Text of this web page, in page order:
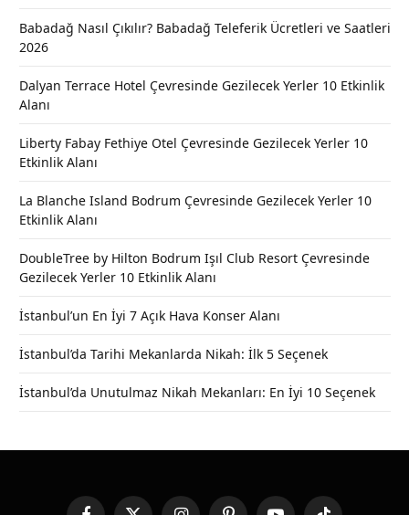
Babadağ Nasıl Çıkılır? Babadağ Teleferik Ücretleri ve Saatleri
2026
Dalyan Terrace Hotel Çevresinde Gezilecek Yerler 10 Etkinlik
Alanı
Liberty Fabay Fethiye Otel Çevresinde Gezilecek Yerler 10
Etkinlik Alanı
La Blanche Island Bodrum Çevresinde Gezilecek Yerler 10
Etkinlik Alanı
DoubleTree by Hilton Bodrum Işıl Club Resort Çevresinde
Gezilecek Yerler 10 Etkinlik Alanı
İstanbul’un En İyi 7 Açık Hava Konser Alanı
İstanbul’da Tarihi Mekanlarda Nikah: İlk 5 Seçenek
İstanbul’da Unutulmaz Nikah Mekanları: En İyi 10 Seçenek